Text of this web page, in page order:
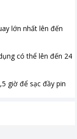
lớn nhất lên đến
có thể lên đến 24
giờ để sạc đầy pin